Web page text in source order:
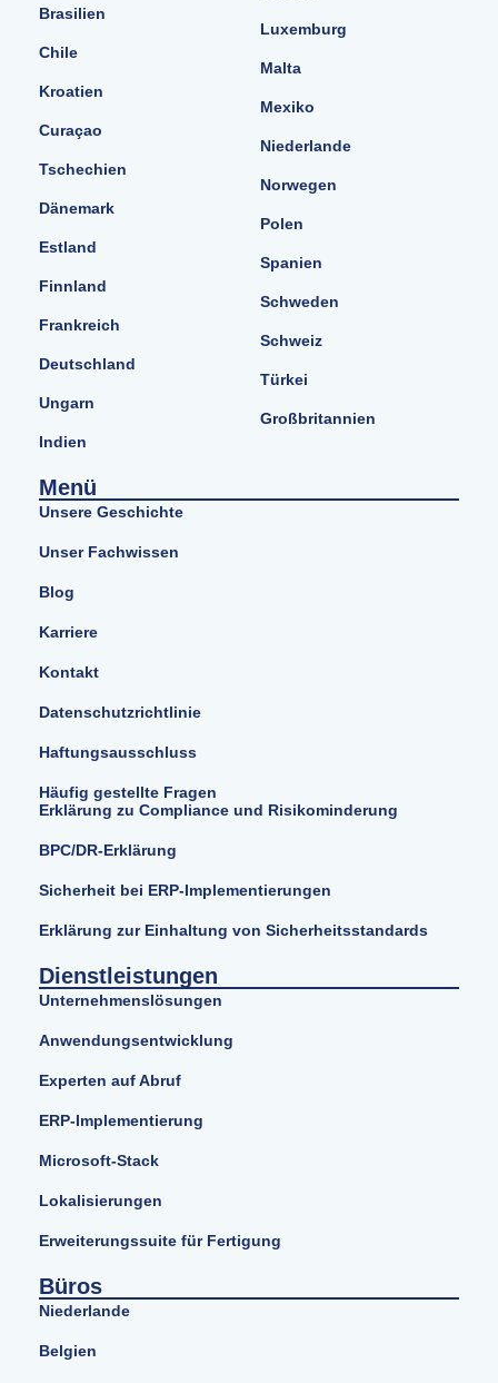
Brasilien
Chile
Kroatien
Curaçao
Tschechien
Dänemark
Estland
Finnland
Frankreich
Deutschland
Ungarn
Indien
Luxemburg
Malta
Mexiko
Niederlande
Norwegen
Polen
Spanien
Schweden
Schweiz
Türkei
Großbritannien
Menü
Unsere Geschichte
Unser Fachwissen
Blog
Karriere
Kontakt
Datenschutzrichtlinie
Haftungsausschluss
Häufig gestellte Fragen
Erklärung zu Compliance und Risikominderung
BPC/DR-Erklärung
Sicherheit bei ERP-Implementierungen
Erklärung zur Einhaltung von Sicherheitsstandards
Dienstleistungen
Unternehmenslösungen
Anwendungsentwicklung
Experten auf Abruf
ERP-Implementierung
Microsoft-Stack
Lokalisierungen
Erweiterungssuite für Fertigung
Büros
Niederlande
Belgien